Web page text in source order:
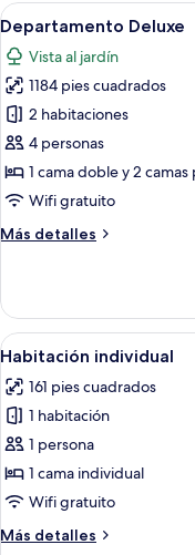
Abrir
todas
las
fotos
de
Departamento
Deluxe
8
Departamento Deluxe
Vista al jardín
1184 pies cuadrados
2 habitaciones
4 personas
1 cama doble y 2
Wifi gratuito
Más detalles
Más
Deluxe
Abrir
todas
las
fotos
de
Habitación
individual
6
Habitación individual
161 pies cuadrados
1 habitación
1 persona
1 cama individual
Wifi gratuito
Más detalles
Más